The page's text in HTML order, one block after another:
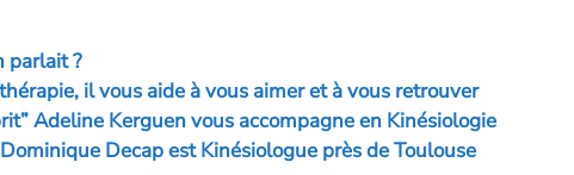
b
o
o
e
dI
n
g
er
A
p
Li
n
parlait ?
il vous aide à vous aimer et à vous retrouver
Adeline Kerguen vous accompagne en Kinésiologie
Decap est Kinésiologue près de Toulouse